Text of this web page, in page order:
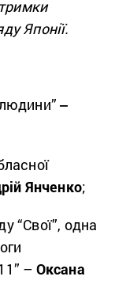
Японії.
‒
Янченко;
“Свої”, одна
– Оксана